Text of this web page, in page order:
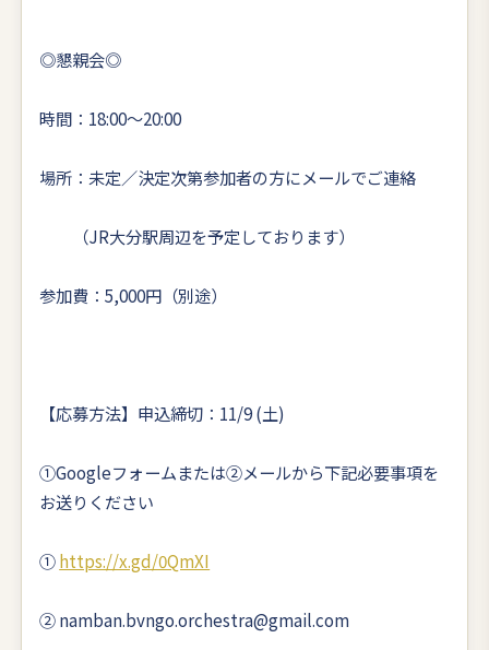
◎懇親会◎
時間：18:00～20:00
場所：未定／決定次第参加者の方にメールでご連絡
（JR大分駅周辺を予定しております）
参加費：5,000円（別途）
【応募方法】申込締切：11/9 (土)
①Googleフォームまたは②メールから下記必要事項を
お送りください
①https://x.gd/0QmXI
② namban.bvngo.orchestra@gmail.com